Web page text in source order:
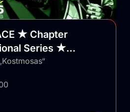
★ Chapter
Series ★